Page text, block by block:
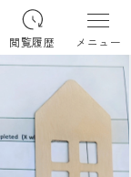
閲覧履歴 メニュー